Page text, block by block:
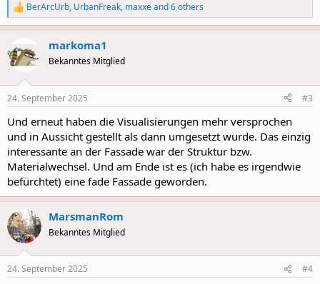
R
e
a
c
t
i
s
BerArcUrb, UrbanFreak, maxxeand 6 others
markoma1
Bekanntes Mitglied
24. September 2025 #3
Und erneut haben die Visualisierungen mehr versprochen
und in Aussicht gestellt als dann umgesetzt wurde. Das einzig
interessante an der Fassade war der Struktur bzw.
Materialwechsel. Und am Ende ist es (ich habe es irgendwie
befürchtet) eine fade Fassade geworden.
MarsmanRom
Bekanntes Mitglied
24. September 2025 #4